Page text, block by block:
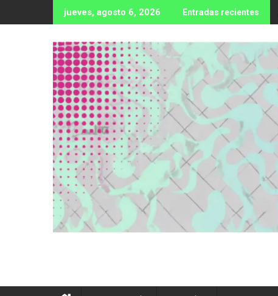
al
jueves, agosto 6, 2026 Entradas recientes